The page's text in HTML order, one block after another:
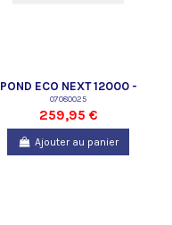
POND ECO NEXT 12000 -
SUPERFISH
07080025
259,95 €
Ajouter au panier